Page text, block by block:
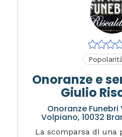
Onoranze e
Giulio
Onoranze
Volpiano, 10032
La scomparsa di una